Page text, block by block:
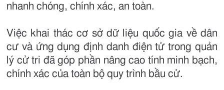
nhanh chóng, chính xác, an toàn.
Việc khai thác cơ sở dữ liệu quốc gia về dân
cư và ứng dụng định danh điện tử trong quản
lý cử tri đã góp phần nâng cao tính minh bạch,
chính xác của toàn bộ quy trình bầu cử.